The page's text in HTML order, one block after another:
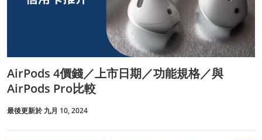
AirPods 4價錢／上市日期／功能規格／與
AirPods Pro比較
最後更新於 九月 10, 2024